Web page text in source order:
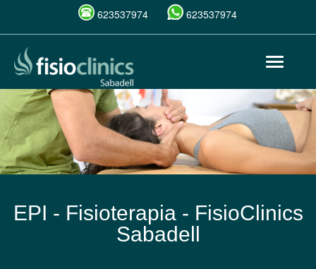
Pasar
contenido
principal
623537974 623537974
Toggle
EPI - Fisioterapia - FisioClinics
Sabadell